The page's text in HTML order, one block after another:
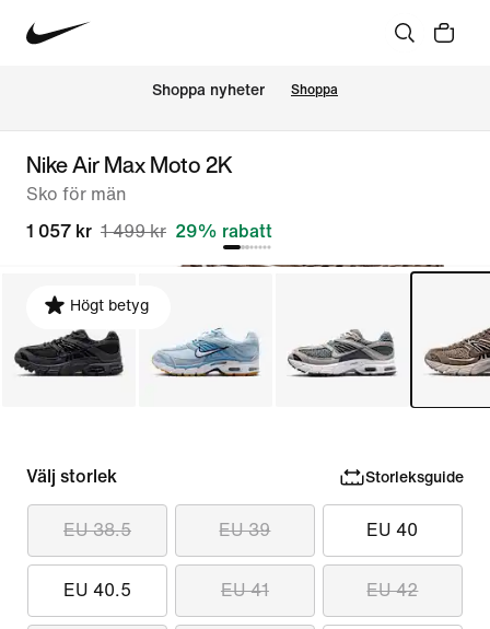
Shoppa nyheter Shoppa
Nike Air Max Moto 2K
Sko för män
1 057 kr 1 499 kr 29% rabatt
Högt betyg
Välj storlek Storleksguide
EU 38.5 EU 39 EU 40
EU 40.5 EU 41 EU 42